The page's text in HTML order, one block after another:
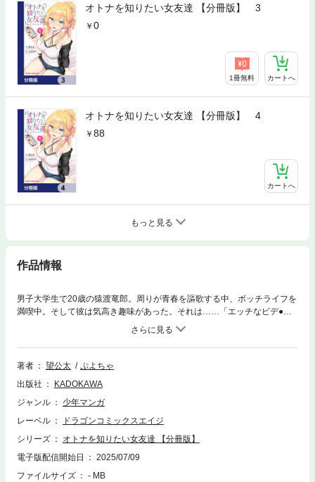
オトナを知りたい女友達 【分冊版】 3
0
1冊無料 カートへ
オトナを知りたい女友達 【分冊版】 4
88
カートへ
もっと見る
作品情報
男子大学生で20歳の猿渡竜郎。周りが青春を謳歌する中、ボッチライフを
満喫中。そして彼は気高き趣味があった。それは……「エッチなビデ●」
鑑賞。「彼女なんかいらない。俺にはAVがあるから」。類いまれなるAV
愛で男の欲を発散し続ける充実の日々……しかしある日。同級生でギャル
の女友達である可児子映美に、自宅での自家発電を目撃されてしまう！こ
の世の終わりと思う竜郎に、彼女から衝撃の一言。「わ、私も一緒に、AV
の願望丸出しのギャルとのビデ活（ビデオを一緒に見る活動）物語！ 分
冊版第1弾。※本作品は単行本を分割したもので、本編内容は同一のものと
著者 望公太
ぷよちゃ
出版社
KADOKAWA
ジャンル
少年マンガ
レーベル
ドラゴンコミックスエイジ
シリーズ
オトナを知りたい女友達 【分冊版】
電子版配信開始日
2025/07/09
ファイルサイズ
- MB